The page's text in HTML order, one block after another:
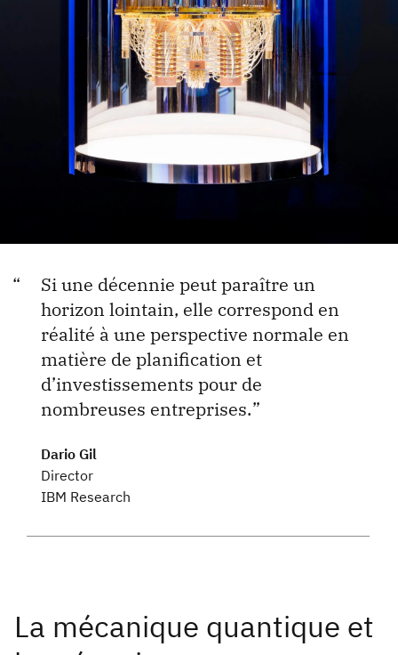
Si une décennie peut paraître un
horizon lointain, elle correspond en
réalité à une perspective normale en
matière de planification et
d’investissements pour de
nombreuses entreprises.
Dario Gil
Director
IBM Research